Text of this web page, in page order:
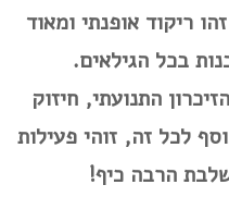
ריקוד אופנתי ומאוד
בכל הגילאים.
התנועתי, חיזוק
לכל זה, זוהי פעילות
הרבה כיף!